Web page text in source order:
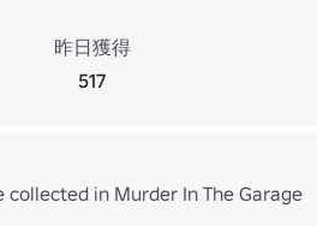
昨日獲得
517
collected in Murder In The Garage